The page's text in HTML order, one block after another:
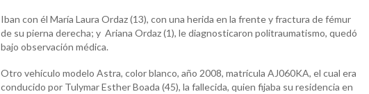
Iban con él María Laura Ordaz (13), con una herida en la frente y fractura de fémur
de su pierna derecha; y Ariana Ordaz (1), le diagnosticaron politraumatismo, quedó
bajo observación médica.
Otro vehículo modelo Astra, color blanco, año 2008, matrícula AJ060KA, el cual era
conducido por Tulymar Esther Boada (45), la fallecida, quien fijaba su residencia en